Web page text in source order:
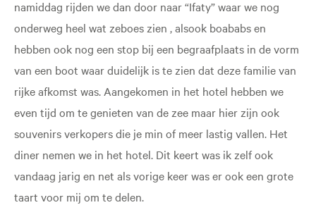
namiddag rijden we dan door naar “Ifaty” waar we nog
onderweg heel wat zeboes zien , alsook boababs en
hebben ook nog een stop bij een begraafplaats in de vorm
van een boot waar duidelijk is te zien dat deze familie van
rijke afkomst was. Aangekomen in het hotel hebben we
even tijd om te genieten van de zee maar hier zijn ook
souvenirs verkopers die je min of meer lastig vallen. Het
diner nemen we in het hotel. Dit keert was ik zelf ook
vandaag jarig en net als vorige keer was er ook een grote
taart voor mij om te delen.